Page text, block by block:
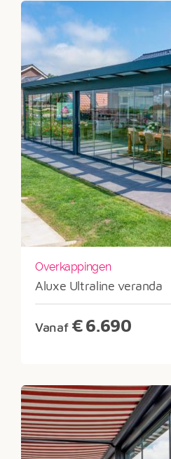
Overkappingen
Aluxe Ultraline veranda
Vanaf €6.690